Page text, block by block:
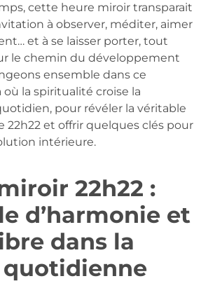
cette heure miroir transparait
à observer, méditer, aimer
et à se laisser porter, tout
le chemin du développement
ensemble dans ce
où la spiritualité croise la
pour révéler la véritable
22h22 et offrir quelques clés pour
intérieure.
22h22 :
d’harmonie et
dans la